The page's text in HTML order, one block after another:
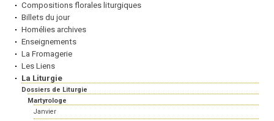
Compositions florales liturgiques
Billets du jour
Homélies archives
Enseignements
La Fromagerie
Les Liens
La Liturgie
Dossiers de Liturgie
Martyrologe
Janvier